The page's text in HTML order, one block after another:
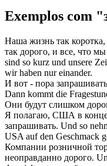
Exemplos com
Наша жизнь так
так дорого, и все, что
sind so kurz und unsere
wir haben nur einander.
И вот - пора запрашивать
Dann kommt die
Они будут слишком
Я полагаю, США в конце
запрашивать. Und so
USA auf den Geschmack
Компании розничной
неоправданно дорого.